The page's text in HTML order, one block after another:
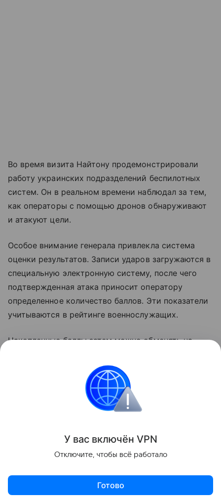
Во время визита Найтону продемонстрировали
работу украинских подразделений беспилотных
систем. Он в реальном времени наблюдал за тем,
как операторы с помощью дронов обнаруживают
и атакуют цели.
Особое внимание генерала привлекла система
оценки результатов. Записи ударов загружаются в
специальную электронную систему, после чего
подтвержденная атака приносит оператору
определенное количество баллов. Эти показатели
учитываются в рейтинге военнослужащих.
Накопленные баллы затем можно обменять на
подход оставил у него тяжелые впечатления. Он
отметил, что многие люди могут воспринять
подобную «геймификацию убийства» как
неприятную и даже жуткую.
Система E-bal используется на Украине с 2025
года. Количество начисляемых баллов зависит от
оператор получает 40 очков, а за мобильную
ракетную установку — 50. Накопленные баллы
У вас включён VPN
Отключите, чтобы всё работало
Готово